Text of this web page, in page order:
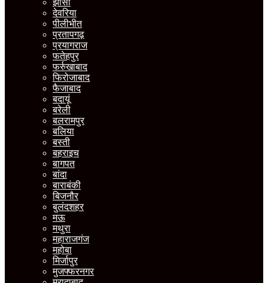
झाँसी
देवरिया
पीलीभीत
प्रतापगढ़
प्रयागराज
फतेहपुर
फर्रुखाबाद
फिरोजाबाद
फैजाबाद
बदायूं
बरेली
बलरामपुर
बलिया
बस्ती
बहराइच
बागपत
बांदा
बाराबंकी
बिजनौर
बुलंदशहर
मऊ
मथुरा
महाराजगंज
महोबा
मिर्जापुर
मुजफ्फरनगर